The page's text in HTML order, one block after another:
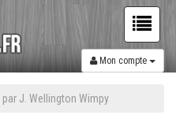
Mon compte
J. Wellington Wimpy